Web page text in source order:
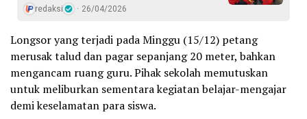
redaksi 26/04/2026
Longsor yang terjadi pada Minggu (15/12) petang
merusak talud dan pagar sepanjang 20 meter, bahkan
mengancam ruang guru. Pihak sekolah memutuskan
untuk meliburkan sementara kegiatan belajar-mengajar
demi keselamatan para siswa.